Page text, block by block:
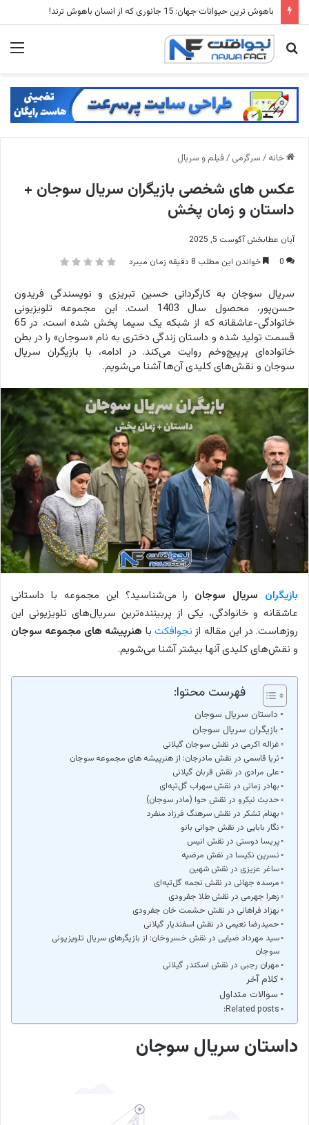
جستجو
خانه / سرگرمی /فیلم و سریال
عکس های شخصی بازیگران سریال سوجان +
داستان و زمان پخش
آیان عطابخش آگوست 5, 2025
0
خواندن این مطلب 8 دقیقه زمان میبرد
سریال سوجان به کارگردانی حسین تبریزی و نویسندگی فریدون
حسن‌پور، محصول سال 1403 است. این مجموعه تلویزیونی
خانوادگی-عاشقانه که از شبکه یک سیما پخش شده است، در 65
قسمت تولید شده و داستان زندگی دختری به نام «سوجان» را در بطن
خانواده‌ای پرپیچ‌وخم روایت می‌کند. در ادامه، با بازیگران سریال
سوجان و نقش‌های کلیدی آن‌ها آشنا می‌شویم.
بازیگران سریال سوجان را می‌شناسید؟ این مجموعه با داستانی
عاشقانه و خانوادگی، یکی از پربیننده‌ترین سریال‌های تلویزیونی این
روزهاست. در این مقاله ازنجوافکت با هنرپیشه های مجموعه سوجان
و نقش‌های کلیدی آنها بیشتر آشنا می‌شویم.
فهرست محتوا:
داستان سریال سوجان
بازیگران سریال سوجان
غزاله اکرمی در نقش سوجان گیلانی
ثریا قاسمی در نقش مادرجان: از هنرپیشه های مجموعه سوجان
علی مرادی در نقش قربان گیلانی
بهادر زمانی در نقش سهراب گل‌تپه‌ای
حدیث نیکرو در نقش حوا (مادر سوجان)
بهنام تشکر در نقش سرهنگ فرزاد منفرد
نگار بابایی در نقش جوانی بانو
پریسا دوستی در نقش انیس
نسرین نکیسا در نفش مرضیه
ساغر عزیزی در نقش شهین
مرسده جهانی در نقش نجمه گل‌تپه‌ای
زهرا جهرمی در نقش طلا جفرودی
بهزاد فراهانی در نقش حشمت خان جفرودی
حمیدرضا نعیمی در نقش اسفندیار گیلانی
سید مهرداد ضیایی در نقش خسروخان: از بازیگرهای سریال تلویزیونی
سوجان
مهران رجبی در نقش اسکندر گیلانی
کلام آخر
سوالات متداول
Related posts:
داستان سریال سوجان